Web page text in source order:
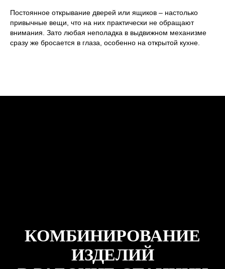
Постоянное открывание дверей или ящиков – настолько
привычные вещи, что на них практически не обращают
внимания. Зато любая неполадка в выдвижном механизме
сразу же бросается в глаза, особенно на открытой кухне.
КОМБИНИРОВАНИЕ
ИЗДЕЛИЙ